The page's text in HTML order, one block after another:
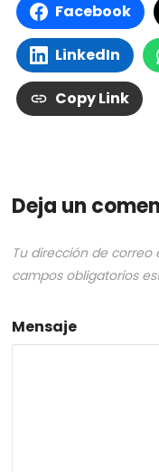
Facebook
LinkedIn
Copy Link
Deja un
Tu dirección de
campos obligatorios
Mensaje